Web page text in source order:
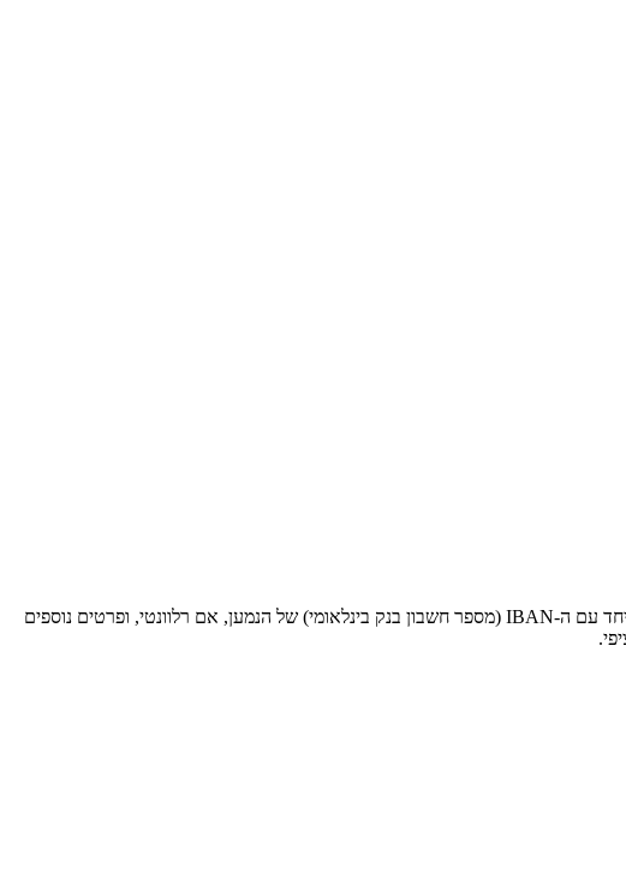
בעת שליחת כסף לעסקאות בינלאומיות לבנק ספציפי זה, תזדקק לקוד SWIFT BIC זה (קוד זיהוי בנק - Bank Identifier Code). ספק אותו יחד עם ה-IBAN (מספר חשבון בנק בינלאומי) של הנמען, אם רלוונטי, ופרטים נוספים